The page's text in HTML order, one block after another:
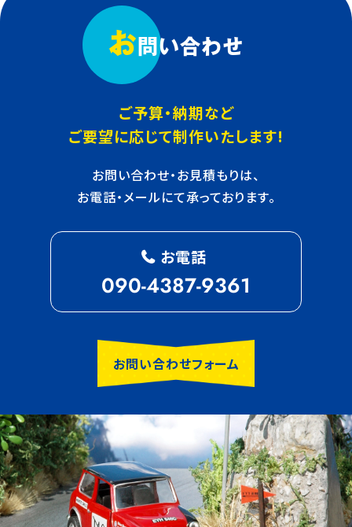
お 問い合わせ
ご予算・納期など
ご要望に応じて制作いたします!
お問い合わせ・お見積もりは、
お電話・メールにて承っております。
お電話
090-4387-9361
お問い合わせフォーム